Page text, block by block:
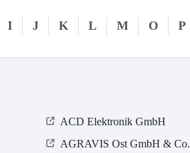
I J K L M O P
ACD Elektronik GmbH
AGRAVIS Ost GmbH &